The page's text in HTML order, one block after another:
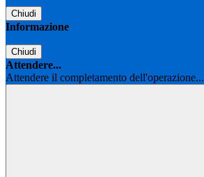
Chiudi
Informazione
Chiudi
Attendere...
Attendere il completamento dell'operazione...